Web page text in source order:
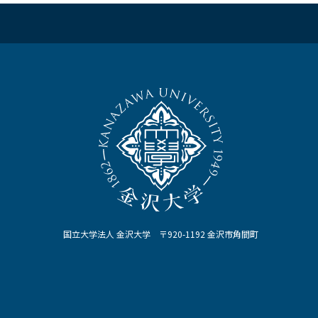
国立大学法人 金沢大学 〒920-1192 金沢市角間町